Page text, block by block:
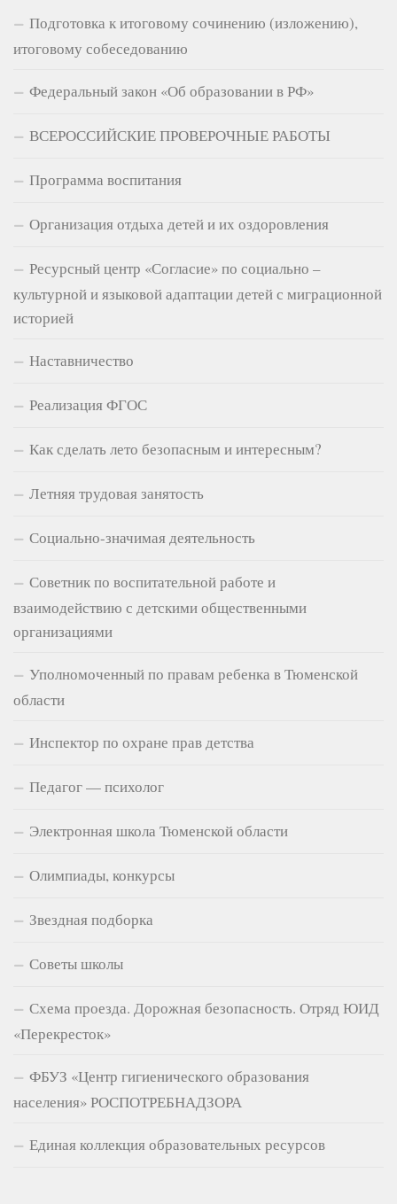
Подготовка к итоговому сочинению (изложению),
итоговому собеседованию
Федеральный закон «Об образовании в РФ»
ВСЕРОССИЙСКИЕ ПРОВЕРОЧНЫЕ РАБОТЫ
Программа воспитания
Организация отдыха детей и их оздоровления
Ресурсный центр «Согласие» по социально –
культурной и языковой адаптации детей с миграционной
историей
Наставничество
Реализация ФГОС
Как сделать лето безопасным и интересным?
Летняя трудовая занятость
Социально-значимая деятельность
Советник по воспитательной работе и
взаимодействию с детскими общественными
организациями
Уполномоченный по правам ребенка в Тюменской
области
Инспектор по охране прав детства
Педагог — психолог
Электронная школа Тюменской области
Олимпиады, конкурсы
Звездная подборка
Советы школы
Схема проезда. Дорожная безопасность. Отряд ЮИД
«Перекресток»
ФБУЗ «Центр гигиенического образования
населения» РОСПОТРЕБНАДЗОРА
Единая коллекция образовательных ресурсов